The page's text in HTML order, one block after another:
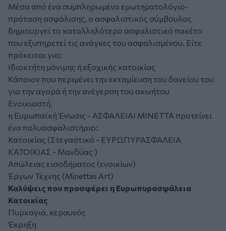
Μέσα από ένα συμπληρωμένο ερωτηματολόγιο-
πρόταση ασφάλισης, ο ασφαλιστικός σύμβουλος
δημιουργεί το καταλληλότερο ασφαλιστικό πακέτο
που εξυπηρετεί τις ανάγκες του ασφαλισμένου. Είτε
πρόκειται για:
Ιδιοκτήτη μόνιμης ή εξοχικής κατοικίας
Κάποιον που περιμένει την εκταμίευση του δανείου του
για την αγορά ή την ανέγερση του ακινήτου
Ενοικιαστή,
η Ευρωπαϊκή Ένωσις - ΑΣΦΑΛΕΙΑΙ ΜΙΝΕΤΤΑ προτείνει
ένα πολυασφαλιστήριο:
Κατοικίας (Στεγαστικό - ΕΥΡΩΠΥΡΑΣΦΑΛΕΙΑ
ΚΑΤΟΙΚΙΑΣ - Μανδύας )
Απώλειας εισοδήματος (ενοικίων)
Έργων Τέχνης (Minettas Art)
Καλύψεις που προσφέρει η Ευρωπυρασφάλεια
Κατοικίας
Πυρκαγιά, κεραυνός
Έκρηξη